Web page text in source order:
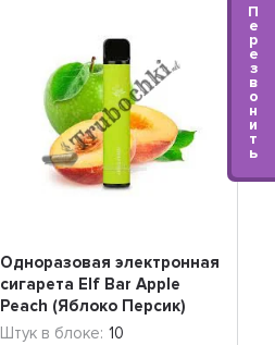
Одноразовая электронная
сигарета Elf Bar Apple
Peach (Яблоко Персик)
(1500 За...
Штук в блоке: 10
П
е
р
е
з
в
о
н
и
т
ь